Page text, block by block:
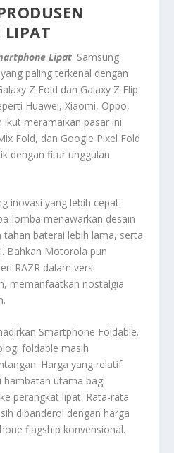
LIPAT
Lipat. Samsung
paling terkenal dengan
Z Fold dan Galaxy Z Flip.
Huawei, Xiaomi, Oppo,
ikut meramaikan pasar ini.
Fold, dan Google Pixel Fold
dengan fitur unggulan
inovasi yang lebih cepat.
lomba menawarkan desain
tahan baterai lebih lama, serta
Bahkan Motorola pun
RAZR dalam versi
memanfaatkan nostalgia
Smartphone Foldable.
foldable masih
Harga yang relatif
hambatan utama bagi
perangkat lipat. Rata-rata
dibanderol dengan harga
flagship konvensional.